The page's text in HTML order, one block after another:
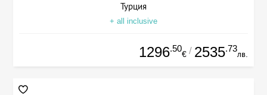
Турция
+ all inclusive
1296.50
€ / 2535.73
лв.